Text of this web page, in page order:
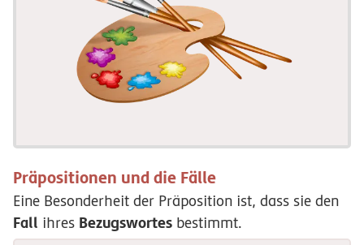
Präpositionen und die Fälle
Eine Besonderheit der Präposition ist, dass sie den
Fall ihres Bezugswortes bestimmt.